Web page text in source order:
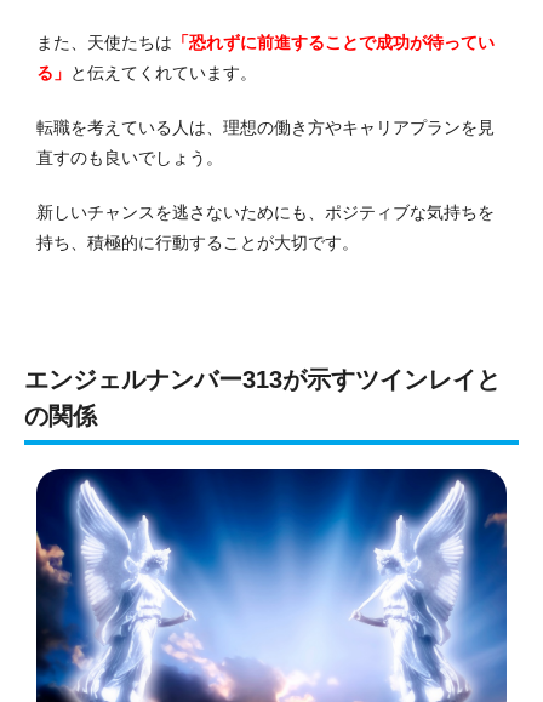
また、天使たちは 「恐れずに前進することで成功が待ってい
る」 と伝えてくれています。
転職を考えている人は、理想の働き方やキャリアプランを見
直すのも良いでしょう。
新しいチャンスを逃さないためにも、ポジティブな気持ちを
持ち、積極的に行動することが大切です。
エンジェルナンバー313が示すツインレイと
の関係